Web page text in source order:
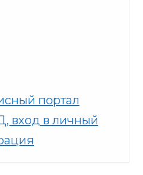
портал
вход в личный